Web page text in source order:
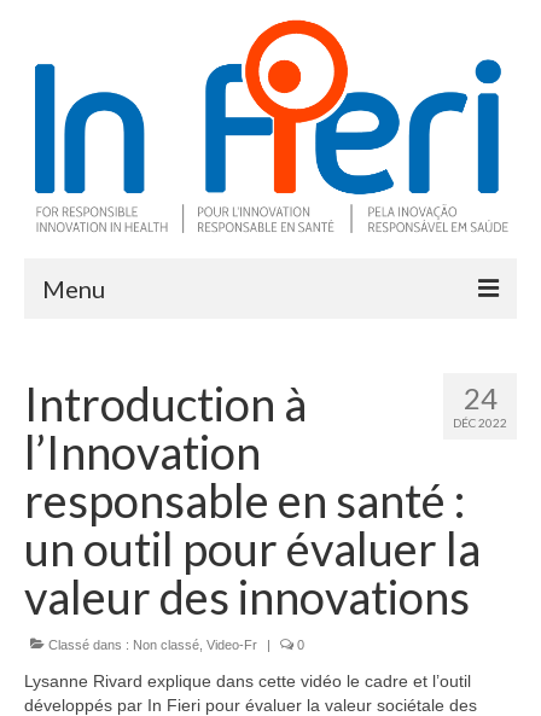
Menu
Ce qu’est l’IRS
Deux outils clés
Programme de recherche
Équipe
Publications
Vidéos
English
24
DÉC 2022
Introduction à
l’Innovation
responsable en santé :
un outil pour évaluer la
valeur des innovations
Classé dans : Non classé Video-Fr | 0
Lysanne Rivard explique dans cette vidéo le cadre et l’outil
développés par In Fieri pour évaluer la valeur sociétale des